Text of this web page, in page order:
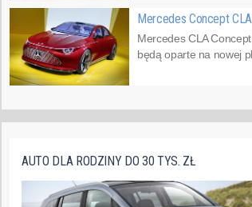
Mercedes Concept
Mercedes CLA
będą oparte na nowej
AUTO DLA RODZINY DO 30 TYS. ZŁ